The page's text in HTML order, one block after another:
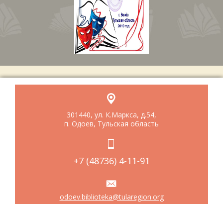
301440, ул. К.Маркса, д.54,
п. Одоев, Тульская область
+7 (48736) 4-11-91
odoev.biblioteka@tularegion.org